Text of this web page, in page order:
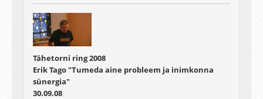
Tähetorni ring 2008
Erik Tago "Tumeda aine probleem ja inimkonna
sünergia"
30.09.08